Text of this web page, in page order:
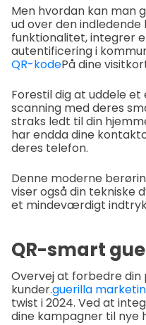
Men hvordan kan man
ud over den
funktionalitet, integrer
autentificering i
QR-kodePå dine
Forestil dig at uddele
scanning med deres
straks ledt til din
har endda dine
deres telefon.
Denne moderne
viser også din tekniske
et mindeværdigt
QR-smart
Overvej at forbedre
kunder.guerilla
twist i 2024. Ved at
dine kampagner til nye